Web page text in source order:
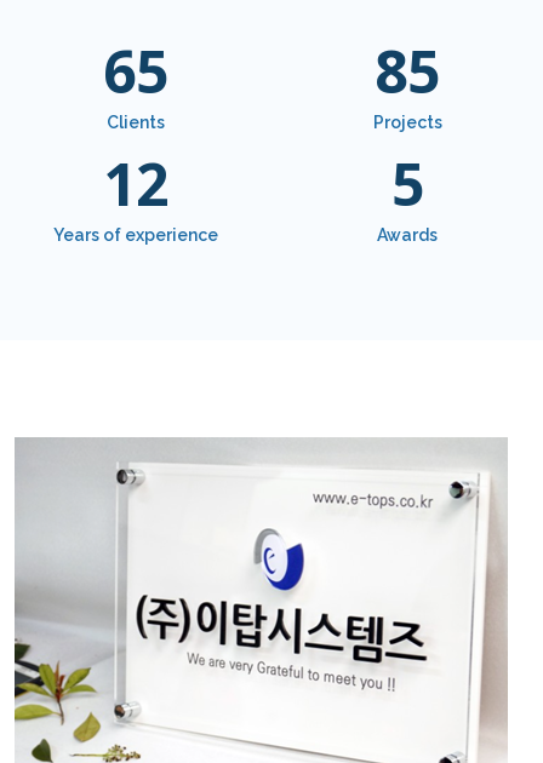
65
Clients
85
Projects
12
Years of experience
5
Awards